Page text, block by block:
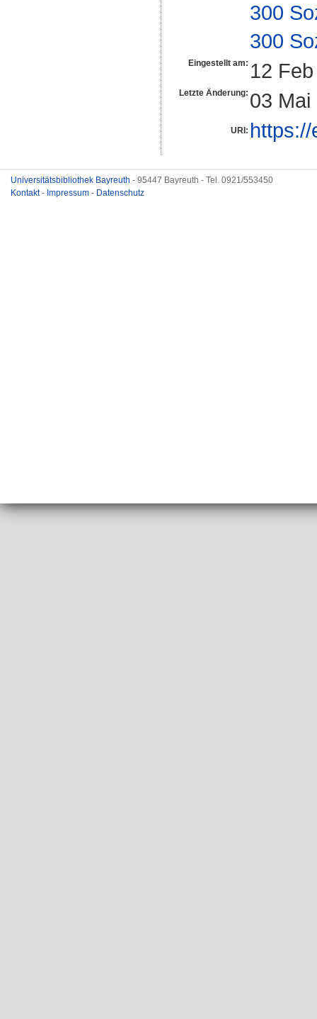
300
300
Eingestellt am: 12
Letzte Änderung: 03 Mai
URI:
Universitätsbibliothek Bayreuth - 95447 Bayreuth - Tel. 0921/553450
Kontakt- Impressum - Datenschutz